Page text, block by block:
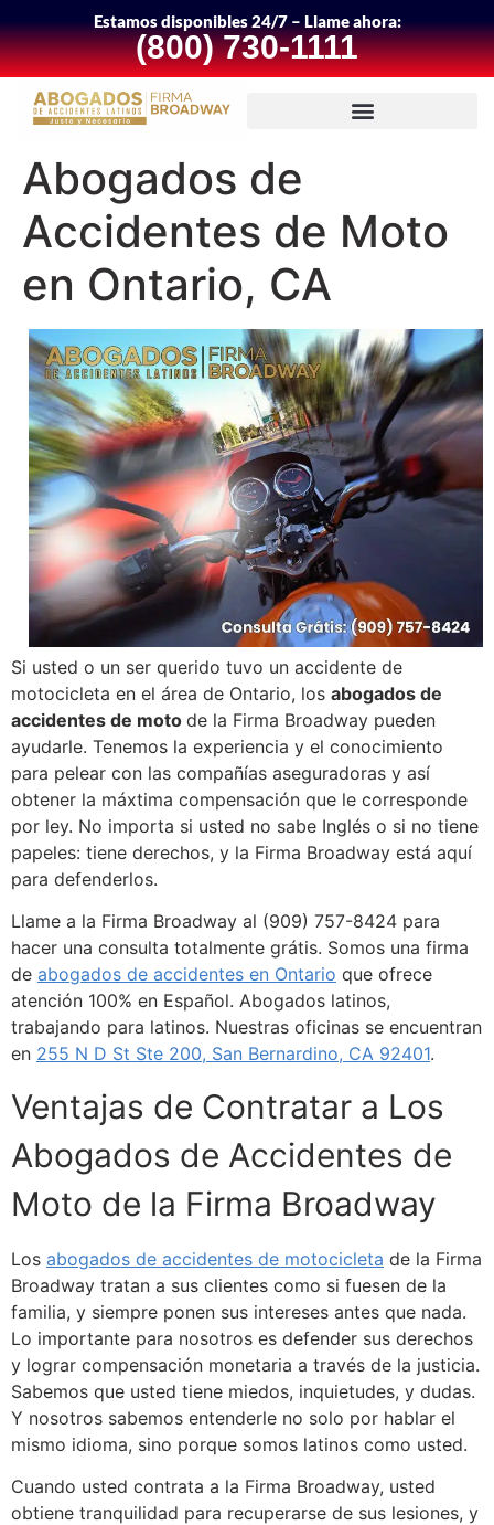
Estamos disponibles 24/7 – Llame ahora:
(800) 730-1111
Abogados de
Accidentes de Moto
en Ontario, CA
Si usted o un ser querido tuvo un accidente de
motocicleta en el área de Ontario, los abogados de
accidentes de moto de la Firma Broadway pueden
ayudarle. Tenemos la experiencia y el conocimiento
para pelear con las compañías aseguradoras y así
obtener la máxtima compensación que le corresponde
por ley. No importa si usted no sabe Inglés o si no tiene
papeles: tiene derechos, y la Firma Broadway está aquí
para defenderlos.
Llame a la Firma Broadway al (909) 757-8424 para
hacer una consulta totalmente grátis. Somos una firma
de abogados de accidentes en Ontario que ofrece
atención 100% en Español. Abogados latinos,
trabajando para latinos. Nuestras oficinas se encuentran
en 255 N D St Ste 200, San Bernardino, CA 92401.
Ventajas de Contratar a Los
Abogados de Accidentes de
Moto de la Firma Broadway
Los abogados de accidentes de motocicleta de la Firma
Broadway tratan a sus clientes como si fuesen de la
familia, y siempre ponen sus intereses antes que nada.
Lo importante para nosotros es defender sus derechos
y lograr compensación monetaria a través de la justicia.
Sabemos que usted tiene miedos, inquietudes, y dudas.
Y nosotros sabemos entenderle no solo por hablar el
mismo idioma, sino porque somos latinos como usted.
Cuando usted contrata a la Firma Broadway, usted
obtiene tranquilidad para recuperarse de sus lesiones, y